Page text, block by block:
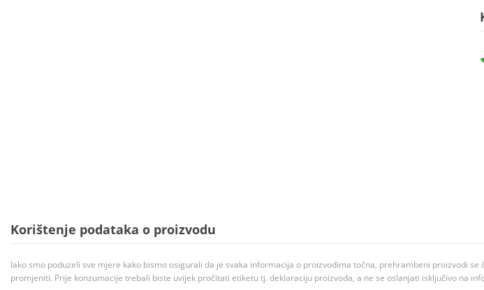
Korištenje podataka o proizvodu
Iako smo poduzeli sve mjere kako bismo osigurali da je svaka informacija o proizvodima točna, prehrambeni proizvodi
promjeniti. Prije konzumacije trebali biste uvijek pročitati etiketu tj. deklaraciju proizvoda, a ne se oslanjati isključivo na